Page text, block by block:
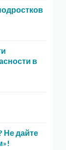
в
Не дайте